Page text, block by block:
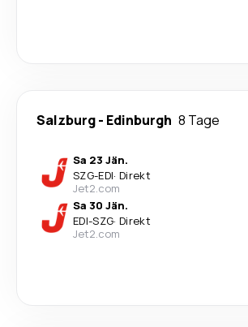
Salzburg- Edinburgh 8 Tage
Sa 23 Jän.
SZG-EDI· Direkt
Jet2.com
Sa 30 Jän.
EDI-SZG· Direkt
Jet2.com